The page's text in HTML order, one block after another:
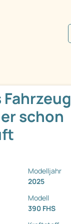
Fahrzeug
schon
Modelljahr
2025
Modell
390 FHS